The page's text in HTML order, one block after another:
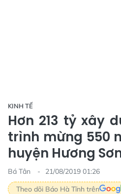
KINH TẾ
Hơn 213 tỷ xây
trình mừng 550
huyện Hương
Bá Tân
21/08/2019 01:26
Theo dõi Báo Hà Tĩnh trên